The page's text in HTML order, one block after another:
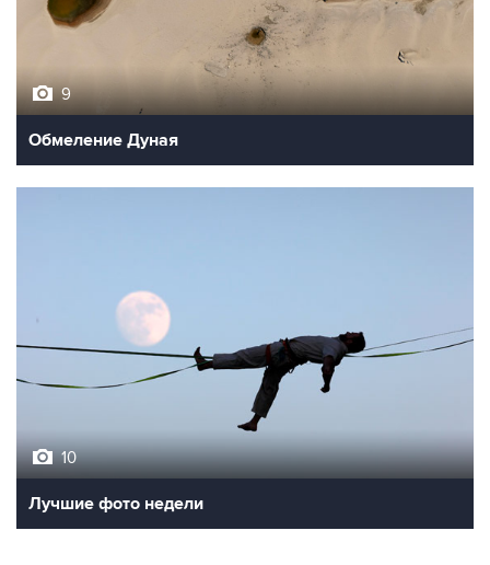
9
Обмеление Дуная
10
Лучшие фото недели